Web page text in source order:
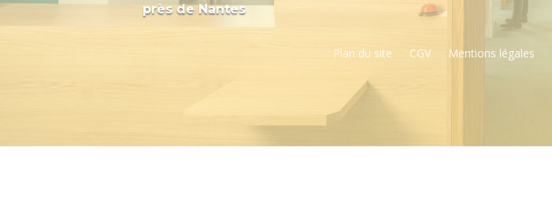
près de Nantes
Plan du site CGV Mentions légales